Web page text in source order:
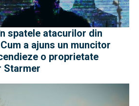
spatele atacurilor din
a ajuns un muncitor
o proprietate
Starmer